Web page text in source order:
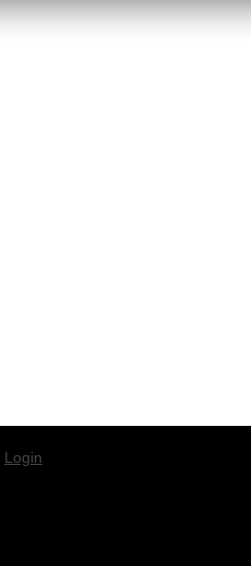
Login